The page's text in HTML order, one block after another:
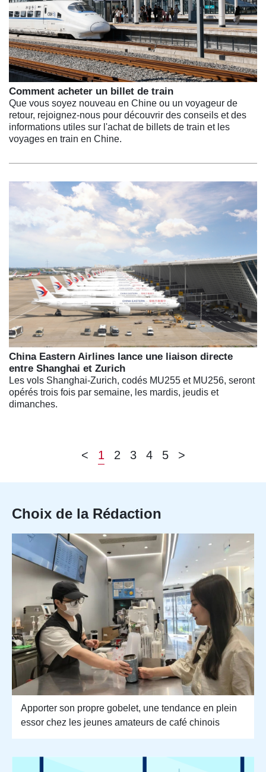
Comment acheter un billet de train
Que vous soyez nouveau en Chine ou un voyageur de
retour, rejoignez-nous pour découvrir des conseils et des
informations utiles sur l'achat de billets de train et les
voyages en train en Chine.
China Eastern Airlines lance une liaison directe
entre Shanghai et Zurich
Les vols Shanghai-Zurich, codés MU255 et MU256, seront
opérés trois fois par semaine, les mardis, jeudis et
dimanches.
< 1 2 3 4 5 >
Choix de la Rédaction
Apporter son propre gobelet, une tendance en plein
essor chez les jeunes amateurs de café chinois